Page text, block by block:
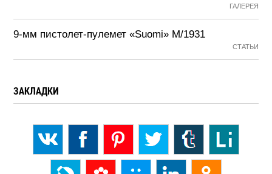
ГАЛЕРЕЯ
9-мм пистолет-пулемет «Suomi» М/1931
СТАТЬИ
ЗАКЛАДКИ